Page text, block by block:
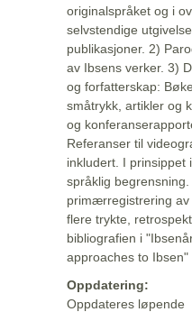
originalspråket og i
selvstendige
publikasjoner. 2)
av Ibsens verker. 3)
og forfatterskap:
småtrykk, artikler og
og
Referanser til
inkludert. I prinsippet
språklig
primærregistrering
flere trykte,
bibliografien i
approaches to
Oppdatering:
Oppdateres løpende